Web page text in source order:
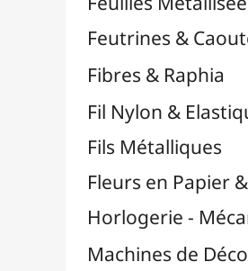
Tampons et Encreurs 
Washi Tape / Masking Tape
Vinyles & Flex 
Médiums, Vernis & Colles
Modelage / Sculpture
Peintures / Couleurs
Résines / Moulage
Supports Dessin & Peinture